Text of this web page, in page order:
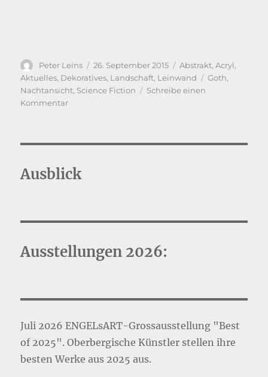
Autor
Peter Leins
Veröffentlicht
am
26. September 2015 Kategorien
Abstrakt,Acryl,
Aktuelles, Dekoratives, Landschaft, Leinwand Schlagwörter
Goth,
Nachtansicht, Science Fiction
Schreibe einen
Kommentarzu
Ausblick
Ausstellungen 2026:
Juli 2026 ENGELsART-Grossausstellung "Best
of 2025". Oberbergische Künstler stellen ihre
besten Werke aus 2025 aus.